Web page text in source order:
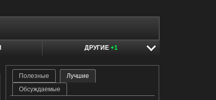
ДРУГИЕ +1
Полезные
Лучшие
Обсуждаемые